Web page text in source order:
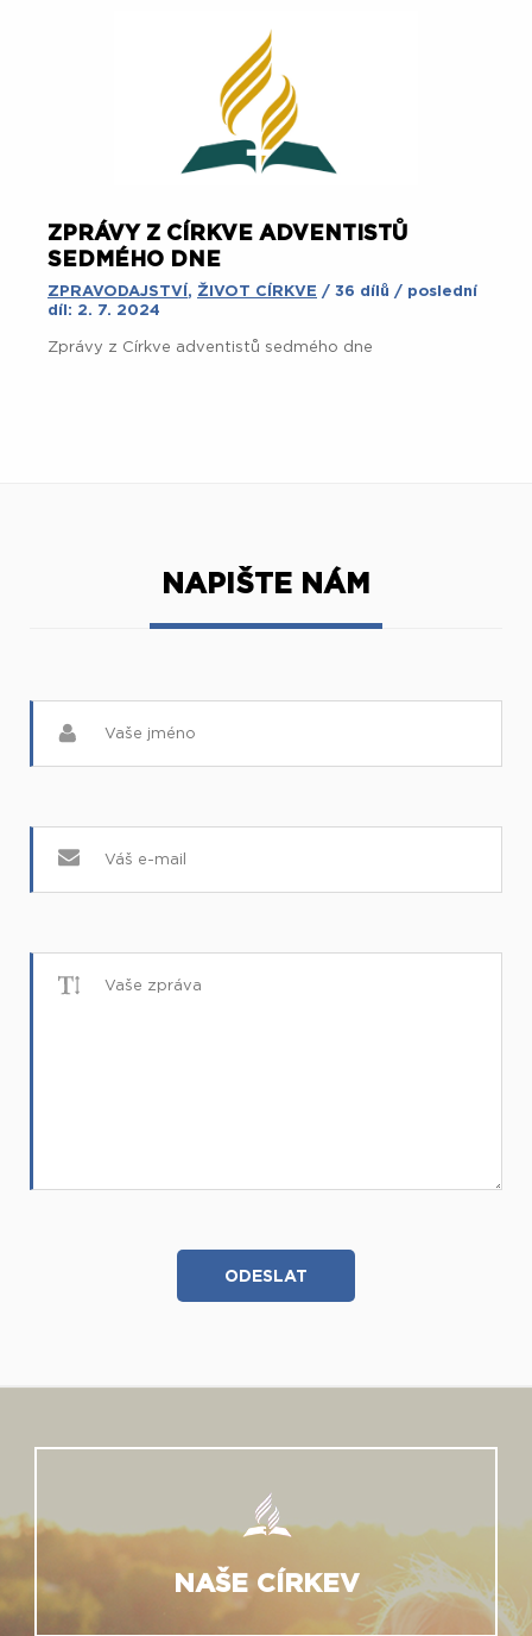
ZPRÁVY Z CÍRKVE ADVENTISTŮ
SEDMÉHO DNE
ZPRAVODAJSTVÍ , ŽIVOT CÍRKVE / 36 dílů / poslední
díl: 2. 7. 2024
Zprávy z Církve adventistů sedmého dne
NAPIŠTE NÁM
NAŠE CÍRKEV